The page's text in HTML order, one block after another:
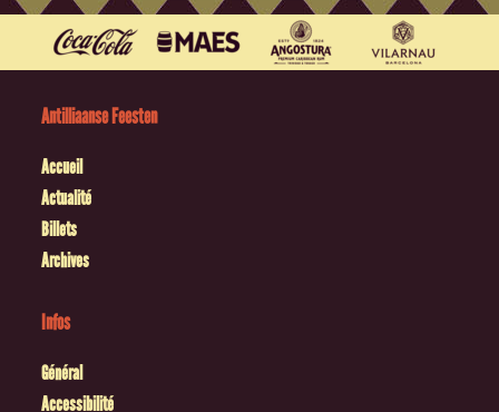
Antilliaanse Feesten
Accueil
Actualité
Billets
Archives
Infos
Général
Accessibilité